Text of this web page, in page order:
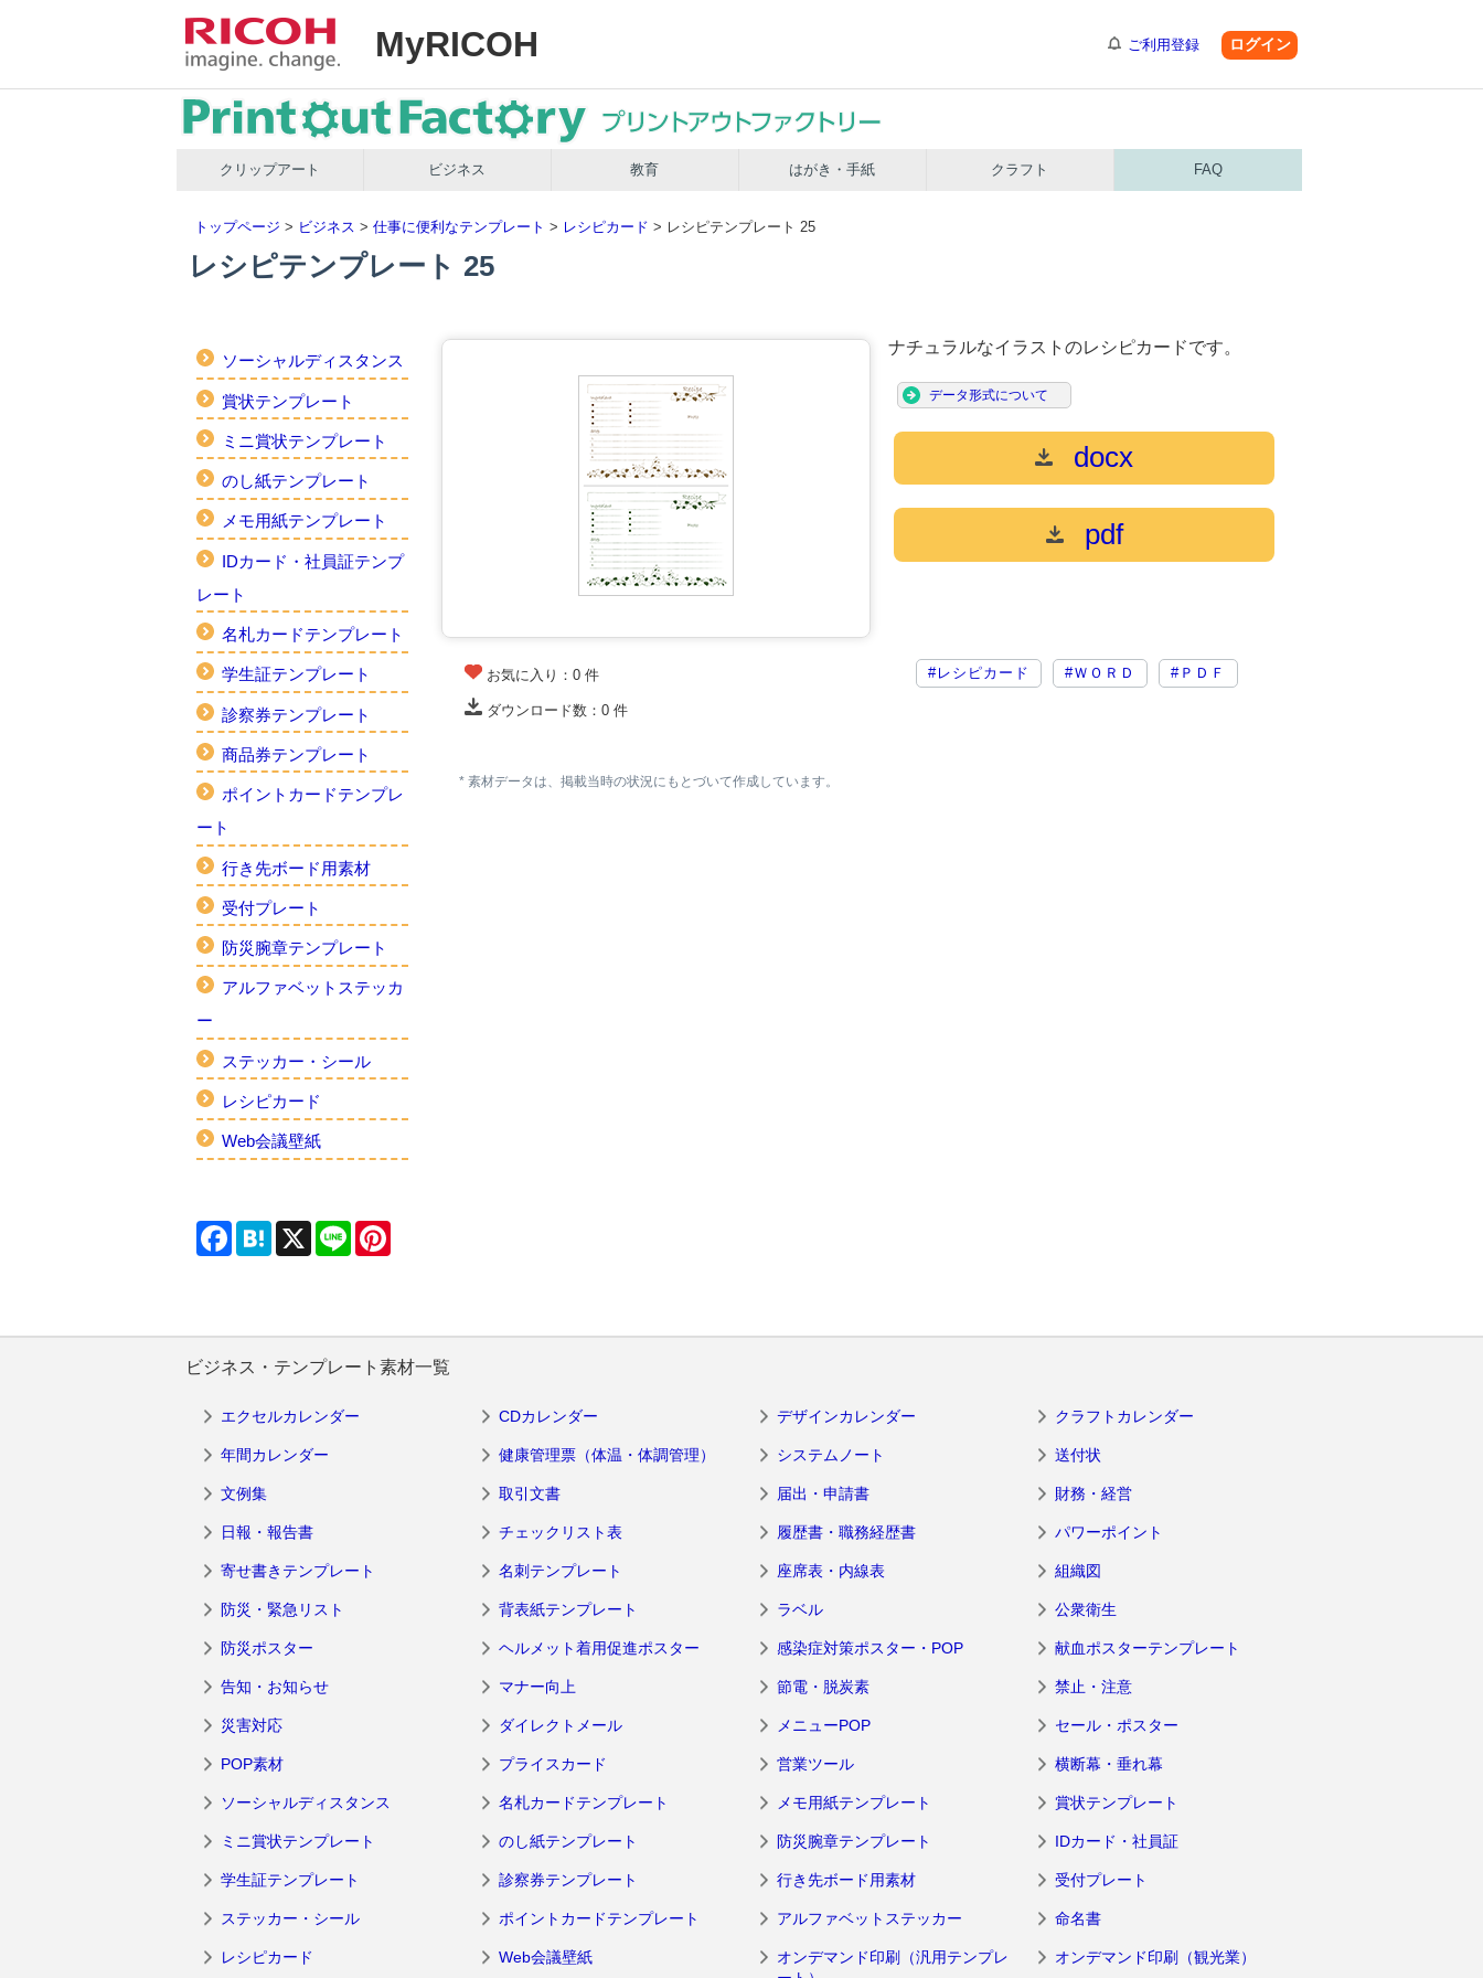
MyRICOH ご利用登録 ログイン
クリップアート ビジネス 教育 はがき・手紙 クラフト FAQ
トップページ > ビジネス > 仕事に便利なテンプレート > レシピカード > レシピテンプレート 25
レシピテンプレート 25
ソーシャルディスタンス
賞状テンプレート
ミニ賞状テンプレート
のし紙テンプレート
メモ用紙テンプレート
IDカード・社員証テンプ
レート
名札カードテンプレート
学生証テンプレート
診察券テンプレート
商品券テンプレート
ポイントカードテンプレ
ート
行き先ボード用素材
受付プレート
防災腕章テンプレート
アルファベットステッカ
ー
ステッカー・シール
レシピカード
Web会議壁紙
ナチュラルなイラストのレシピカードです。
データ形式について
docx
pdf
お気に入り：0 件
ダウンロード数：0 件
#レシピカード #ＷＯＲＤ #ＰＤＦ
* 素材データは、掲載当時の状況にもとづいて作成しています。
FacebookHatenaX Line
ビジネス・テンプレート素材一覧
エクセルカレンダー CDカレンダー デザインカレンダー クラフトカレンダー
年間カレンダー 健康管理票（体温・体調管理） システムノート 送付状
文例集 取引文書 届出・申請書 財務・経営
日報・報告書 チェックリスト表 履歴書・職務経歴書 パワーポイント
寄せ書きテンプレート 名刺テンプレート 座席表・内線表 組織図
防災・緊急リスト 背表紙テンプレート ラベル 公衆衛生
防災ポスター ヘルメット着用促進ポスター 感染症対策ポスター・POP 献血ポスターテンプレート
告知・お知らせ マナー向上 節電・脱炭素 禁止・注意
災害対応 ダイレクトメール メニューPOP セール・ポスター
POP素材 プライスカード 営業ツール 横断幕・垂れ幕
ソーシャルディスタンス 名札カードテンプレート メモ用紙テンプレート 賞状テンプレート
ミニ賞状テンプレート のし紙テンプレート 防災腕章テンプレート IDカード・社員証
学生証テンプレート 診察券テンプレート 行き先ボード用素材 受付プレート
ステッカー・シール ポイントカードテンプレート アルファベットステッカー 命名書
レシピカード Web会議壁紙
オンデマンド印刷（汎用テンプレ
オンデマンド印刷（観光業）